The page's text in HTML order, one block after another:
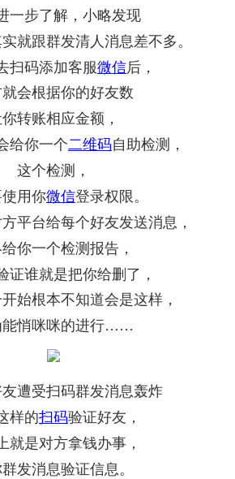
一步了解，小略发现
就跟群发清人消息差不多。
扫码添加客服微信后，
会根据你的好友数
转账相应金额，
给你一个二维码自助检测，
这个检测，
用你微信登录权限。
平台给每个好友发送消息，
你一个检测报告，
证谁就是把你给删了，
始根本不知道会是这样，
能悄咪咪的进行……
遭受扫码群发消息轰炸
样的扫码验证好友，
就是对方拿钱办事，
发消息验证信息。